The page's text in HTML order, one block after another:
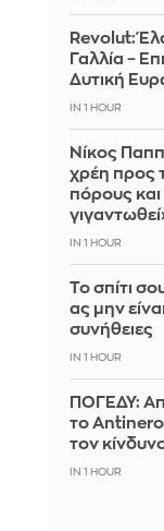
Revolut:
Γαλλία –
Δυτική
IN 1 HOUR
Νίκος
χρέη προς
πόρους και
IN 1 HOUR
Το σπίτι
ας μην
συνήθειες
IN 1 HOUR
ΠΟΓΕΔΥ:
το
τον
IN 1 HOUR